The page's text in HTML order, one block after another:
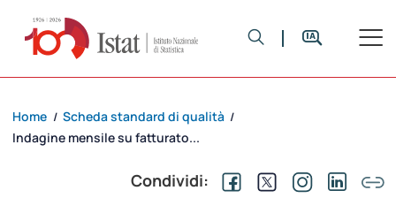
Home / Scheda standard di qualità /
Indagine mensile su fatturato...
Condividi: